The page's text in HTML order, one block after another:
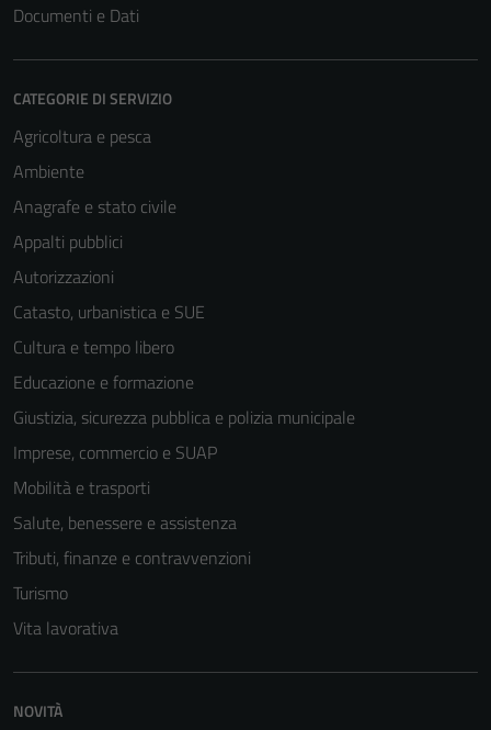
Documenti e Dati
CATEGORIE DI SERVIZIO
Agricoltura e pesca
Ambiente
Anagrafe e stato civile
Appalti pubblici
Autorizzazioni
Catasto, urbanistica e SUE
Cultura e tempo libero
Educazione e formazione
Giustizia, sicurezza pubblica e polizia municipale
Imprese, commercio e SUAP
Mobilità e trasporti
Salute, benessere e assistenza
Tributi, finanze e contravvenzioni
Turismo
Vita lavorativa
NOVITÀ